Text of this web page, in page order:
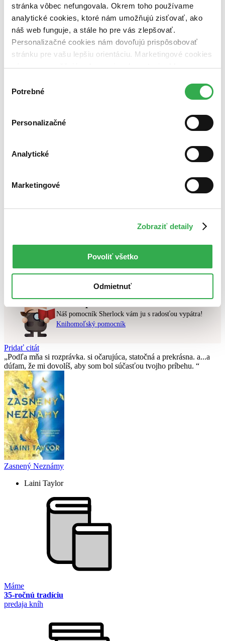
stránka vôbec nefungovala. Okrem toho používame
analytické cookies, ktoré nám umožňujú zisťovať, ako
náš web funguje, a stále ho pre vás zlepšovať.
Personalizačné cookies nám dovoľujú prispôsobovať
stránku pre vašu lepšiu orientáciu. Marketingové cookies
nám zas umožňujú zobrazenie relevantnej reklamy.
nám pomohlo, keby sme mohli používať všetky tieto
súhlasu
Potrebné
Personalizačné
Analytické
Marketingové
Zobraziť detaily
Povoliť všetko
Odmietnuť
Nové / čítané
nová (0 titulov)nová
čítaná (0 titulov)
čítaná
čítaná - výborný stav (0 titulov)čítaná - výborný stav
čítaná - mierne opotrebovaná (0 titulov)čítaná - mierne
opotrebovaná
Zúžiť výber
Bestsellery
Najdrahšie
vyhovujúci zadaným podmienkam.
Skúste prosím zmeniť vyhľadávaný výraz.
Náš pomocník Sherlock vám ju s radosťou vypátra!
Knihomoľský pomocník
Pridať citát
Podľa mňa si rozprávka. si očarujúca, statočná a prekrásna. a...a
dúfam, že mi dovolíš, aby som bol súčasťou tvojho príbehu.
Zasnený Neznámy
Laini Taylor
Máme
35-ročnú tradíciu
predaja kníh